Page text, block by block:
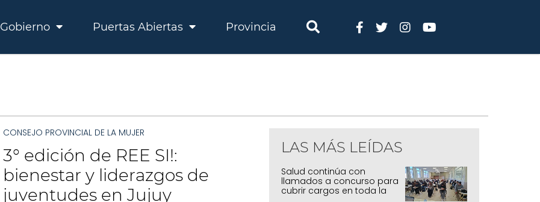
Gobierno Puertas Abiertas Provincia
CONSEJO PROVINCIAL DE LA MUJER
3° edición de REE SI!:
bienestar y liderazgos de
juventudes en Jujuy
LAS MÁS LEÍDAS
Salud continúa con
llamados a concurso para
cubrir cargos en toda la